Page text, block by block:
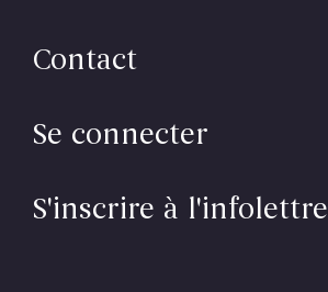
Contact
Se connecter
S'inscrire à l'infolettre